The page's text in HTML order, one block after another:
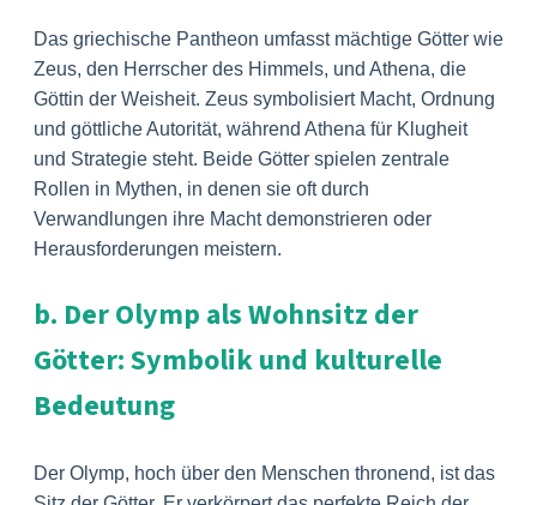
Das griechische Pantheon umfasst mächtige Götter wie
Zeus, den Herrscher des Himmels, und Athena, die
Göttin der Weisheit. Zeus symbolisiert Macht, Ordnung
und göttliche Autorität, während Athena für Klugheit
und Strategie steht. Beide Götter spielen zentrale
Rollen in Mythen, in denen sie oft durch
Verwandlungen ihre Macht demonstrieren oder
Herausforderungen meistern.
b. Der Olymp als Wohnsitz der
Götter: Symbolik und kulturelle
Bedeutung
Der Olymp, hoch über den Menschen thronend, ist das